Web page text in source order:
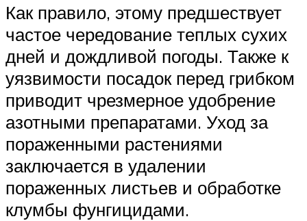
Как правило, этому предшествует
частое чередование теплых сухих
дней и дождливой погоды. Также к
уязвимости посадок перед грибком
приводит чрезмерное удобрение
азотными препаратами. Уход за
пораженными растениями
заключается в удалении
пораженных листьев и обработке
клумбы фунгицидами.